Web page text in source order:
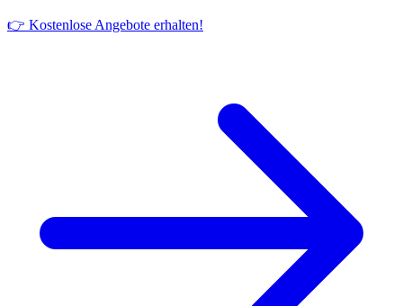
👉 Kostenlose Angebote erhalten!